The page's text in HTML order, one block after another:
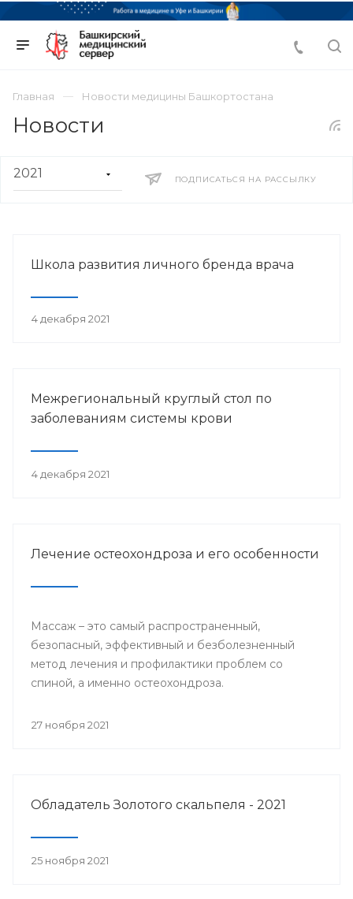
Главная Новости медицины Башкортостана
Новости
ПОДПИСАТЬСЯ НА РАССЫЛКУ
Школа развития личного бренда врача
4 декабря 2021
Межрегиональный круглый стол по
заболеваниям системы крови
4 декабря 2021
Лечение остеохондроза и его особенности
Массаж – это самый распространенный,
безопасный, эффективный и безболезненный
метод лечения и профилактики проблем со
спиной, а именно остеохондроза.
27 ноября 2021
Обладатель Золотого скальпеля - 2021
25 ноября 2021